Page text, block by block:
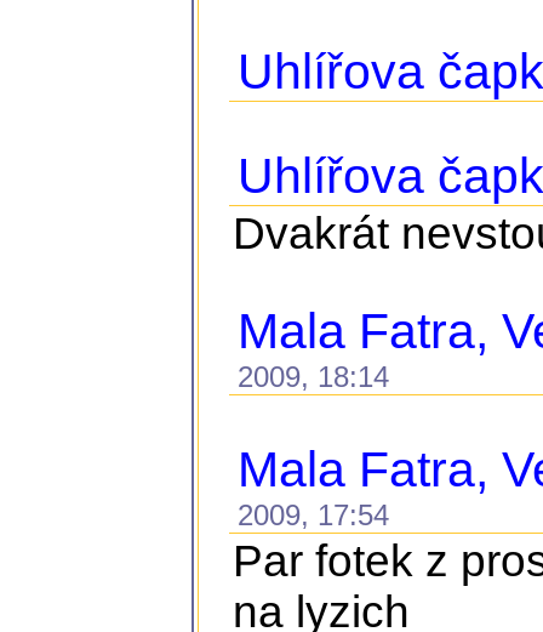
Uhlířova
Uhlířova
Dvakrát
Mala Fatra,
2009, 18:14
Mala Fatra,
2009, 17:54
Par fotek z
na lyzich